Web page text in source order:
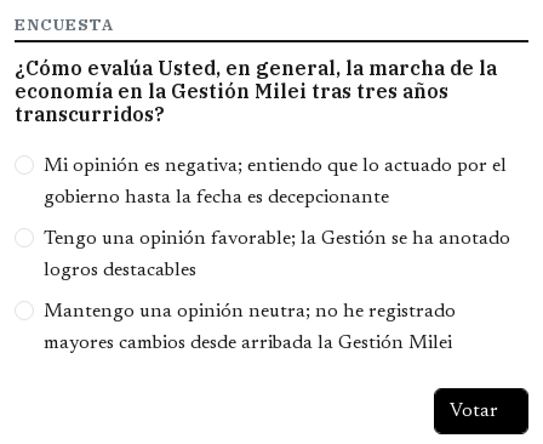
ENCUESTA
¿Cómo evalúa Usted, en general, la marcha de la
economía en la Gestión Milei tras tres años
transcurridos?
Opciones
Mi opinión es negativa; entiendo que lo actuado por el
gobierno hasta la fecha es decepcionante
Tengo una opinión favorable; la Gestión se ha anotado
logros destacables
Mantengo una opinión neutra; no he registrado
mayores cambios desde arribada la Gestión Milei